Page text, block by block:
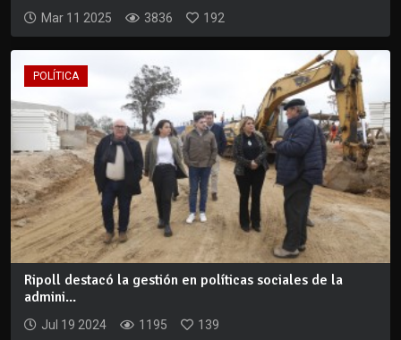
Mar 11 2025 3836 192
POLÍTICA
Ripoll destacó la gestión en políticas sociales de la
admini...
Jul 19 2024 1195 139